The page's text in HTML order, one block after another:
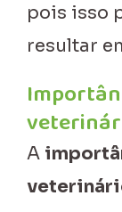
pois isso
resultar
A